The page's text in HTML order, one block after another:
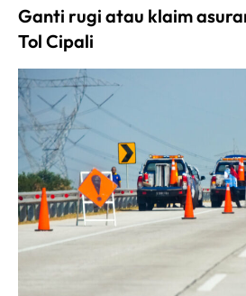
Ganti rugi atau klaim
Tol Cipali